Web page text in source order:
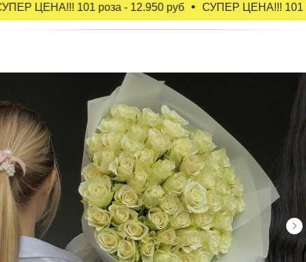
ЦЕНА!!! 101 роза - 12.950 руб СУПЕР ЦЕНА!!! 101